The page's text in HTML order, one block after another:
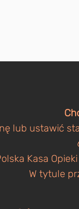
lub ustawić
Kasa
W tytule